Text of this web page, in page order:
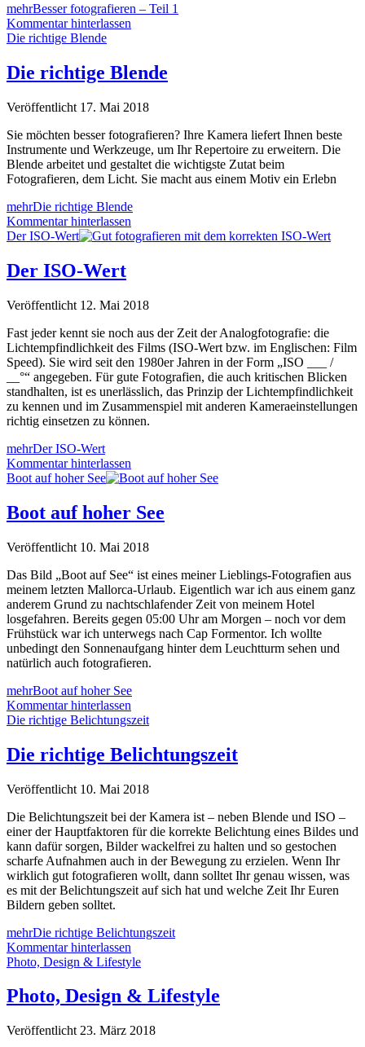
mehrBesser fotografieren – Teil 1
Kommentar hinterlassen
Die richtige Blende
Die richtige Blende
Veröffentlicht 17. Mai 2018
Sie möchten besser fotografieren? Ihre Kamera liefert Ihnen beste
Instrumente und Werkzeuge, um Ihr Repertoire zu erweitern. Die
Blende arbeitet und gestaltet die wichtigste Zutat beim
Fotografieren, dem Licht. Sie macht aus einem Motiv ein Erlebn
mehrDie richtige Blende
Kommentar hinterlassen
Der ISO-Wert
Der ISO-Wert
Veröffentlicht 12. Mai 2018
Fast jeder kennt sie noch aus der Zeit der Analogfotografie: die
Lichtempfindlichkeit des Films (ISO-Wert bzw. im Englischen: Film
Speed). Sie wird seit den 1980er Jahren in der Form „ISO ___ /
__°“ angegeben. Für gute Fotografien, die auch kritischen Blicken
standhalten, ist es unerlässlich, das Prinzip der Lichtempfindlichkeit
zu kennen und im Zusammenspiel mit anderen Kameraeinstellungen
richtig einsetzen zu können.
mehrDer ISO-Wert
Kommentar hinterlassen
Boot auf hoher See
Boot auf hoher See
Veröffentlicht 10. Mai 2018
Das Bild „Boot auf See“ ist eines meiner Lieblings-Fotografien aus
meinem letzten Mallorca-Urlaub. Eigentlich war ich aus einem ganz
anderem Grund zu nachtschlafender Zeit von meinem Hotel
losgefahren. Bereits gegen 05:00 Uhr am Morgen – noch vor dem
Frühstück war ich unterwegs nach Cap Formentor. Ich wollte
unbedingt den Sonnenaufgang hinter dem Leuchtturm sehen und
natürlich auch fotografieren.
mehrBoot auf hoher See
Kommentar hinterlassen
Die richtige Belichtungszeit
Die richtige Belichtungszeit
Veröffentlicht 10. Mai 2018
Die Belichtungszeit bei der Kamera ist – neben Blende und ISO –
einer der Hauptfaktoren für die korrekte Belichtung eines Bildes und
kann dafür sorgen, Bilder wackelfrei zu halten und so gestochen
scharfe Aufnahmen auch in der Bewegung zu erzielen. Wenn Ihr
wirklich gut fotografieren wollt, dann solltet Ihr genau wissen, was
es mit der Belichtungszeit auf sich hat und welche Zeit Ihr Euren
Bildern geben solltet.
mehrDie richtige Belichtungszeit
Kommentar hinterlassen
Photo, Design & Lifestyle
Photo, Design & Lifestyle
Veröffentlicht 23. März 2018